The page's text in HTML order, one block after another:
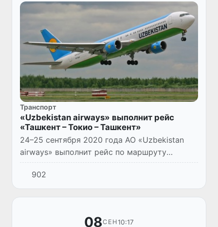
Транспорт
«Uzbekistan airways» выполнит рейс
«Ташкент – Токио – Ташкент»
24–25 сентября 2020 года АО «Uzbekistan
airways» выполнит рейс по маршруту
«Ташкент – Токио – Ташкент» по следующему
графику:
902
08СЕН10:17